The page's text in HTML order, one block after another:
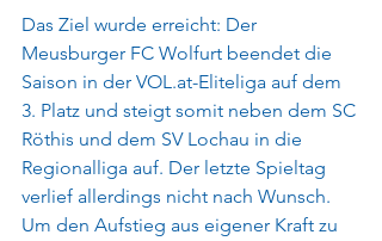
Das Ziel wurde erreicht: Der
Meusburger FC Wolfurt beendet die
Saison in der VOL.at-Eliteliga auf dem
3. Platz und steigt somit neben dem SC
Röthis und dem SV Lochau in die
Regionalliga auf. Der letzte Spieltag
verlief allerdings nicht nach Wunsch.
Um den Aufstieg aus eigener Kraft zu